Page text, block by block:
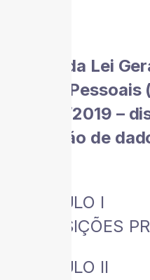
Índice da Lei
Dados Pessoais
13.853/2019 –
proteção de
CAPÍTULO I
DISPOSIÇÕES
CAPÍTULO II